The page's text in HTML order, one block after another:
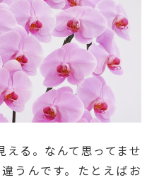
える。なんて思ってませ
うんです。たとえばお